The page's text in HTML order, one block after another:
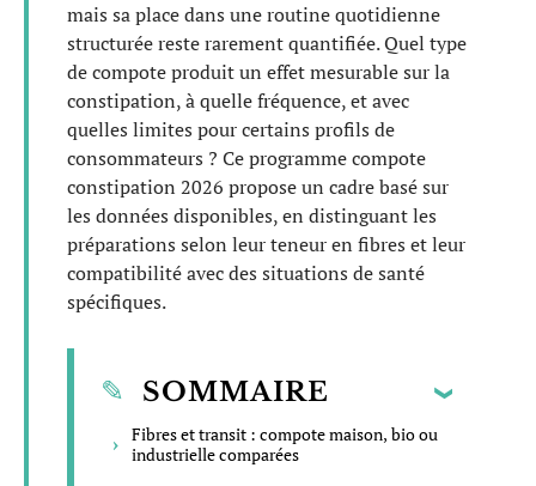
mais sa place dans une routine quotidienne
structurée reste rarement quantifiée. Quel type
de compote produit un effet mesurable sur la
constipation, à quelle fréquence, et avec
quelles limites pour certains profils de
consommateurs ? Ce programme compote
constipation 2026 propose un cadre basé sur
les données disponibles, en distinguant les
préparations selon leur teneur en fibres et leur
compatibilité avec des situations de santé
spécifiques.
SOMMAIRE
Fibres et transit : compote maison, bio ou
industrielle comparées